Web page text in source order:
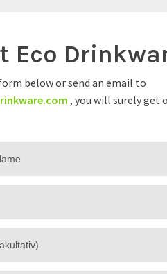
Eco
below or send an email to
, you will surely get